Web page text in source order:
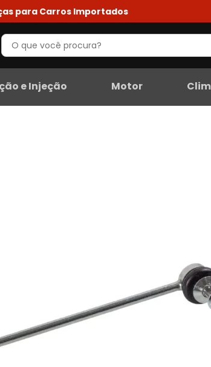
para Carros Importados
e Injeção Motor